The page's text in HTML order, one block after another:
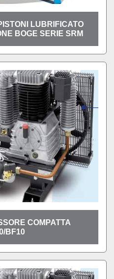
LUBRIFICATO
BOGE SERIE SRM
COMPATTA
BF10